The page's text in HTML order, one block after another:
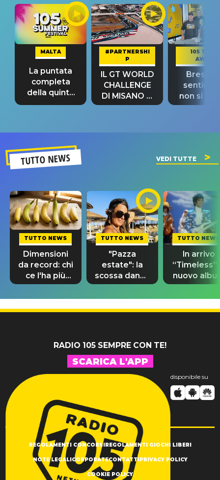
MALTA
La puntata
completa
della quinta
tappa
#PARTNERSHI
P
IL GT WORLD
CHALLENGE
DI MISANO si
riconferma
105 TAKE
AWAY
Bresh:
non si
fino alla
TUTTO NEWS VEDI TUTTE
TUTTO NEWS
Dimensioni
da record: chi
ce l'ha più
lungo nel
mondo?
TUTTO NEWS
"Pazza
estate": la
scossa dance
di Sara
Tommasi
TUTTO NEWS
In arrivo
nuovo
di Prince
10 brani
inediti
RADIO 105 SEMPRE CON TE!
SCARICA L'APP
disponibile su
REGOLAMENTI CONCORSIREGOLAMENTI GIOCHI LIBERI
NOTE LEGALICORPORATECONTATTIPRIVACY POLICY
COOKIE POLICY